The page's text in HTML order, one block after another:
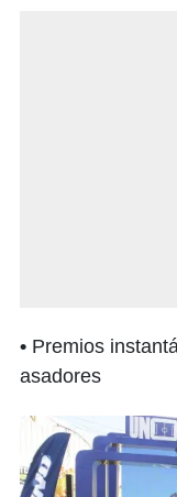
• Premios
asadores